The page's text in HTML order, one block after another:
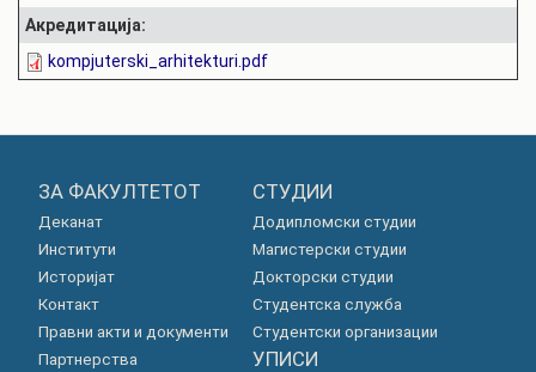
Акредитација:
kompjuterski_arhitekturi.pdf
ЗА ФАКУЛТЕТОТ
Деканат
Институти
Историјат
Контакт
Правни акти и документи
Партнерства
СТУДИИ
Додипломски студии
Магистерски студии
Докторски студии
Студентска служба
Студентски организации
УПИСИ